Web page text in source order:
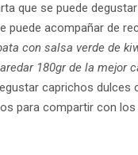
que se puede
puede acompañar de
con salsa verde de
180gr de la mejor
caprichos dulces
para compartir con